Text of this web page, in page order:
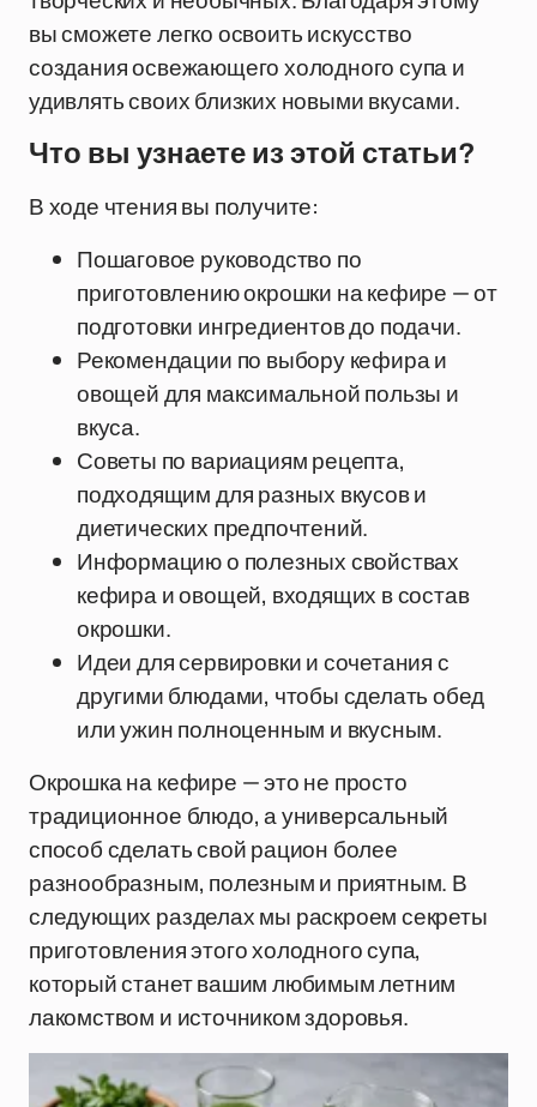
вы сможете легко освоить искусство
создания освежающего холодного супа и
удивлять своих близких новыми вкусами.
Что вы узнаете из этой статьи?
В ходе чтения вы получите:
Пошаговое руководство по
приготовлению окрошки на кефире — от
подготовки ингредиентов до подачи.
Рекомендации по выбору кефира и
овощей для максимальной пользы и
вкуса.
Советы по вариациям рецепта,
подходящим для разных вкусов и
диетических предпочтений.
Информацию о полезных свойствах
кефира и овощей, входящих в состав
окрошки.
Идеи для сервировки и сочетания с
другими блюдами, чтобы сделать обед
или ужин полноценным и вкусным.
Окрошка на кефире — это не просто
традиционное блюдо, а универсальный
способ сделать свой рацион более
разнообразным, полезным и приятным. В
следующих разделах мы раскроем секреты
приготовления этого холодного супа,
который станет вашим любимым летним
лакомством и источником здоровья.